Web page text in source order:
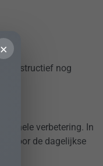
constructief nog
verbetering. In
voor de dagelijkse
×